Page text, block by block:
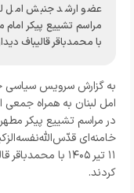
عضو ارشد جنبش امل
مراسم تشییع پیکر
با محمدباقر قالیباف
به گزارش سرویس سیاسی
امل لبنان به همراه
در مراسم تشییع پیکر
خامنه‌ای‌
۱۱ تیر ۱۴۰۵ با
کردند.